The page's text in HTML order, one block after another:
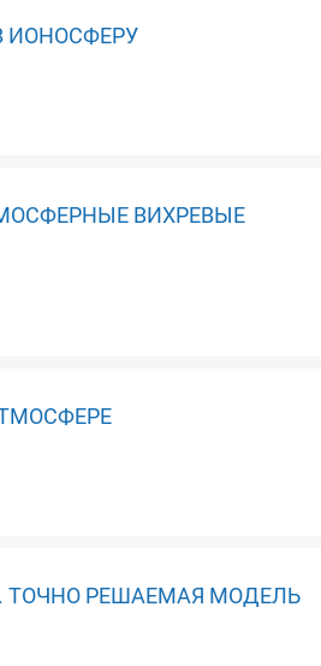
ИОНОСФЕРУ
ВИХРЕВЫЕ
ТОЧНО РЕШАЕМАЯ МОДЕЛЬ